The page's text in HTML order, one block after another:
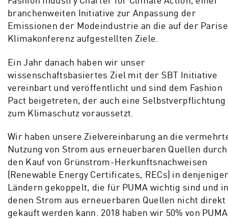
branchenweiten Initiative zur Anpassung der
Emissionen der Modeindustrie an die auf der
Klimakonferenz aufgestellten Ziele.
Ein Jahr danach haben wir unser
wissenschaftsbasiertes Ziel mit der SBT Initiative
vereinbart und veröffentlicht und sind dem Fashion
Pact beigetreten, der auch eine Selbstverpflichtung
zum Klimaschutz voraussetzt.
Wir haben unsere Zielvereinbarung an die
Nutzung von Strom aus erneuerbaren Quellen durch
den Kauf von Grünstrom-Herkunftsnachweisen
(Renewable Energy Certificates, RECs) in
Ländern gekoppelt, die für PUMA wichtig sind und
denen Strom aus erneuerbaren Quellen nicht direkt
gekauft werden kann. 2018 haben wir 50% von